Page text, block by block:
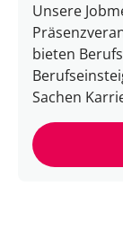
Unsere
bieten
Sachen